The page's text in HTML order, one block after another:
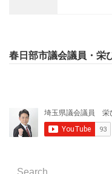
春日部市議会議員・栄